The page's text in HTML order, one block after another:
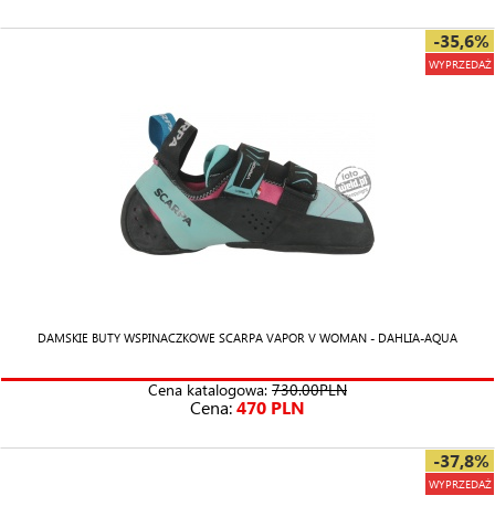
-35,6%
WYPRZEDAŻ
DAMSKIE BUTY WSPINACZKOWE SCARPA VAPOR V WOMAN - DAHLIA-AQUA
Cena katalogowa: 730.00PLN
Cena:470 PLN
-37,8%
WYPRZEDAŻ